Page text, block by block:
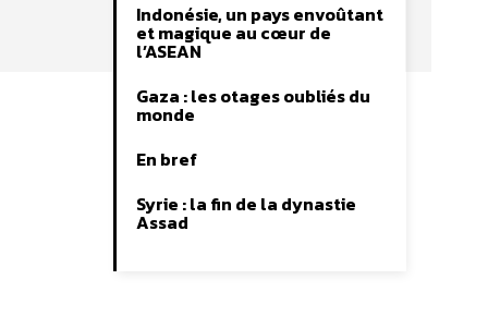
Indonésie, un pays envoûtant
et magique au cœur de
l’ASEAN
Gaza : les otages oubliés du
monde
En bref
Syrie : la fin de la dynastie
Assad